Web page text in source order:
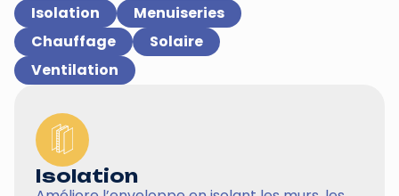
Isolation
Menuiseries
Chauffage
Solaire
Ventilation
Isolation